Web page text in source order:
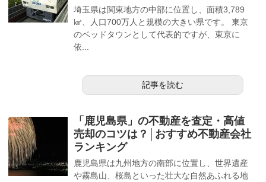
埼玉県は関東地方の中部に位置し、面積3,789
㎢、人口700万人と規模の大きい県です。 東京
のベッドタウンとして代表的ですが、東京に
依...
記事を読む
「鹿児島県」の不動産を査定・高値
売却のコツは？│おすすめ不動産会社
ランキング
鹿児島県は九州地方の南部に位置し、世界遺産
や霧島山、桜島といった壮大な自然あふれる地